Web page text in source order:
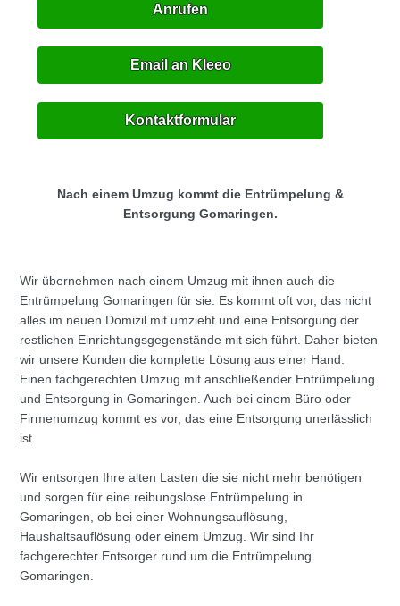
Anrufen
Email an Kleeo
Kontaktformular
Nach einem Umzug kommt die Entrümpelung &
Entsorgung Gomaringen.
Wir übernehmen nach einem Umzug mit ihnen auch die
Entrümpelung Gomaringen für sie. Es kommt oft vor, das nicht
alles im neuen Domizil mit umzieht und eine Entsorgung der
restlichen Einrichtungsgegenstände mit sich führt. Daher bieten
wir unsere Kunden die komplette Lösung aus einer Hand.
Einen fachgerechten Umzug mit anschließender Entrümpelung
und Entsorgung in Gomaringen. Auch bei einem Büro oder
Firmenumzug kommt es vor, das eine Entsorgung unerlässlich
ist.
Wir entsorgen Ihre alten Lasten die sie nicht mehr benötigen
und sorgen für eine reibungslose Entrümpelung in
Gomaringen, ob bei einer Wohnungsauflösung,
Haushaltsauflösung oder einem Umzug. Wir sind Ihr
fachgerechter Entsorger rund um die Entrümpelung
Gomaringen.